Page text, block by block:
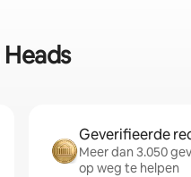
Geverifieerde
Meer dan 3.050
op weg te helpen